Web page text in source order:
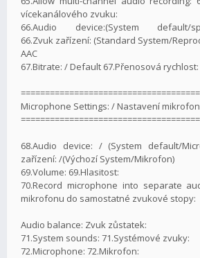
vícekanálového zvuku:
66.Audio device:(System default/
66.Zvuk zařízení: (Standard System/
AAC
67.Bitrate: / Default 67.Přenosová
Microphone Settings: / Nastavení
68.Audio device: / (System default/
zařízení: /(Výchozí System/Mikrofon)
69.Volume: 69.Hlasitost:
70.Record microphone into separate
mikrofonu do samostatné zvukové stopy:
Audio balance: Zvuk zůstatek:
71.System sounds: 71.Systémové zvuky:
72.Microphone: 72.Mikrofon: